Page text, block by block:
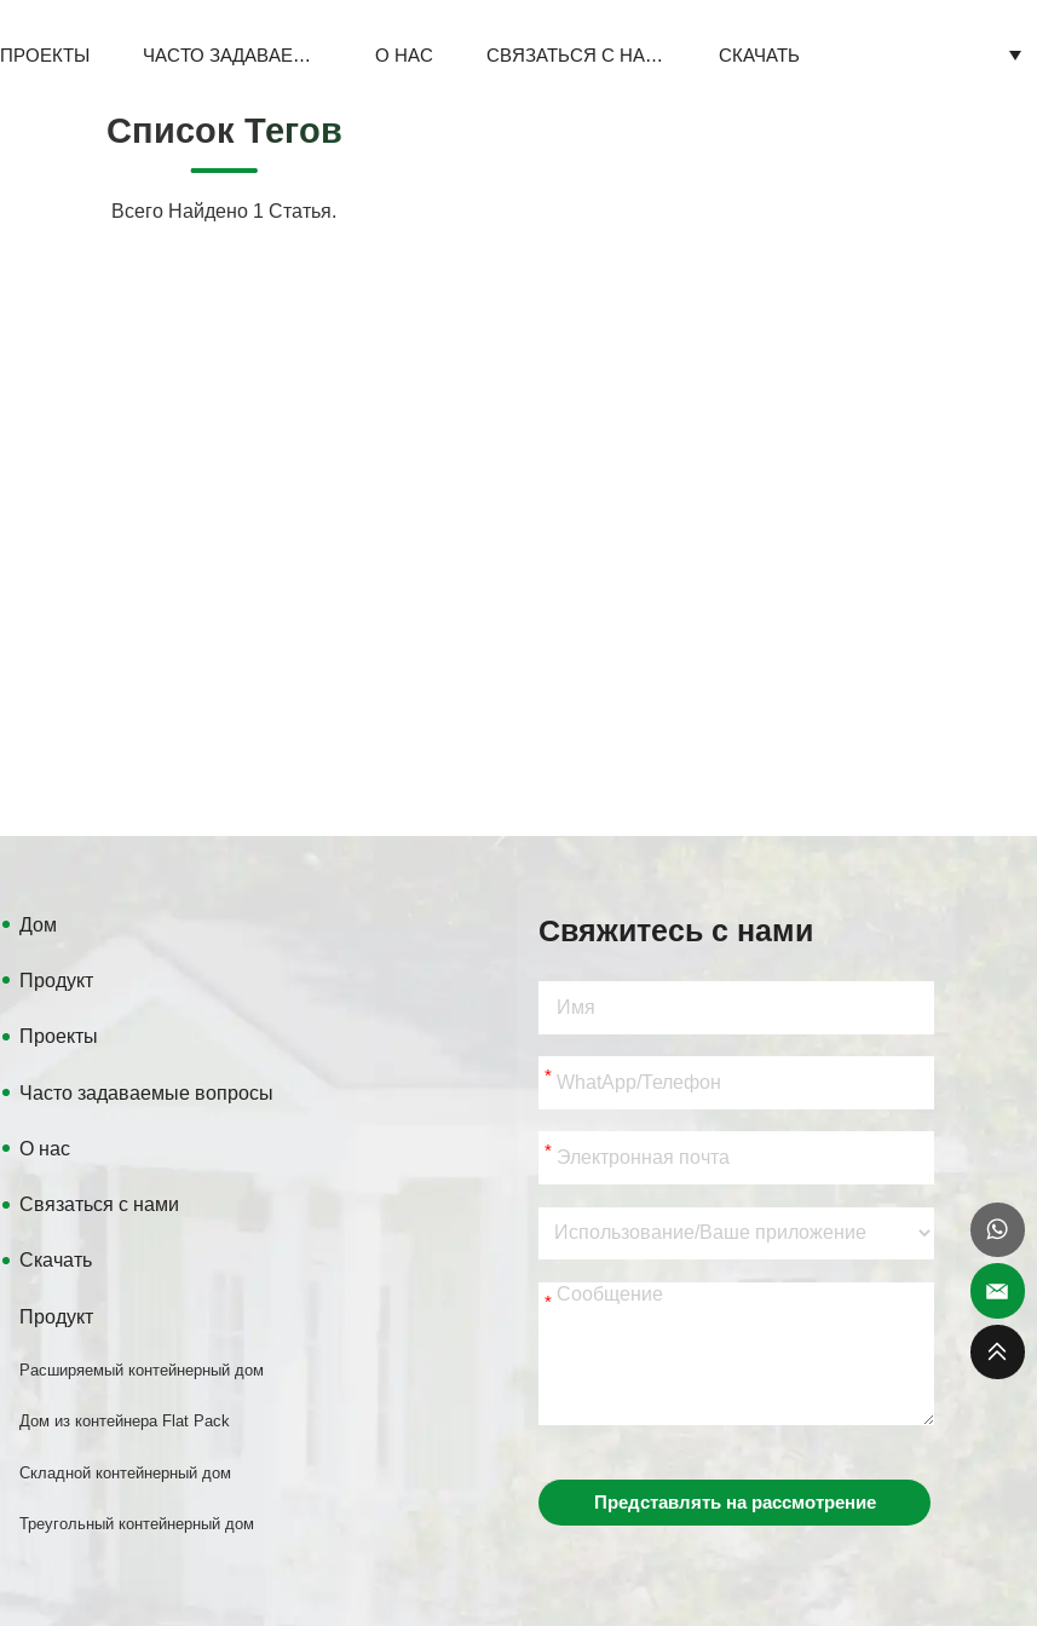
ПРОЕКТЫ ЧАСТО ЗАДАВАЕМЫЕ ВОПРОСЫ О НАС СВЯЗАТЬСЯ С НАМИ СКАЧАТЬ
Список Тегов
Всего Найдено 1 Статья.
Свяжитесь с нами
*
*
*
Представлять на рассмотрение
Дом
Продукт
Проекты
Часто задаваемые вопросы
О нас
Связаться с нами
Скачать
Продукт
Расширяемый контейнерный дом
Дом из контейнера Flat Pack
Складной контейнерный дом
Треугольный контейнерный дом